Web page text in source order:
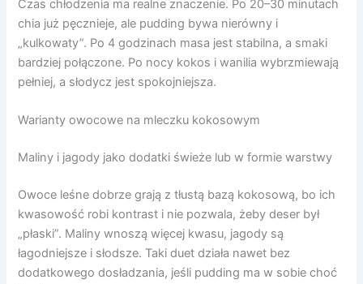
Czas chłodzenia ma realne znaczenie. Po 20–30 minutach
chia już pęcznieje, ale pudding bywa nierówny i
„kulkowaty”. Po 4 godzinach masa jest stabilna, a smaki
bardziej połączone. Po nocy kokos i wanilia wybrzmiewają
pełniej, a słodycz jest spokojniejsza.
Warianty owocowe na mleczku kokosowym
Maliny i jagody jako dodatki świeże lub w formie warstwy
Owoce leśne dobrze grają z tłustą bazą kokosową, bo ich
kwasowość robi kontrast i nie pozwala, żeby deser był
„płaski”. Maliny wnoszą więcej kwasu, jagody są
łagodniejsze i słodsze. Taki duet działa nawet bez
dodatkowego dosładzania, jeśli pudding ma w sobie choć